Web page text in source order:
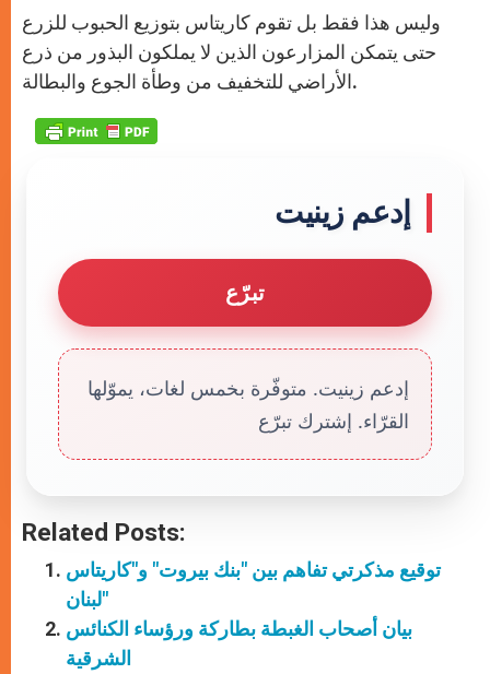
وليس هذا فقط بل تقوم كاريتاس بتوزيع الحبوب للزرع
حتى يتمكن المزارعون الذين لا يملكون البذور من ذرع
الأراضي للتخفيف من وطأة الجوع والبطالة.
إدعم زينيت
تبرّع
إدعم زينيت. متوفّرة بخمس لغات، يموّلها
القرّاء. إشترك تبرّع
Related Posts:
توقيع مذكرتي تفاهم بين "بنك بيروت" و"كاريتاس
لبنان"
بيان أصحاب الغبطة بطاركة ورؤساء الكنائس
الشرقية